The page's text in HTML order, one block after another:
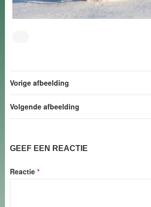
Vorige afbeelding
Volgende afbeelding
GEEF EEN REACTIE
Reactie *